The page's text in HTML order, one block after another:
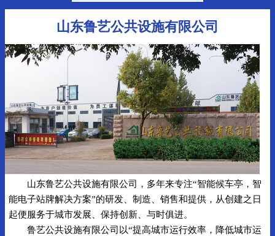
山东鲁艺公共设施有限公司
山东鲁艺公共设施有限公司，多年来专注“智能候车亭，智
能电子站牌解决方案”的研发、制造、销售和提供，从创建之日
起便服务于城市发展、保持创新、与时俱进。
鲁艺公共设施有限公司以“提高城市运行效率，降低城市运